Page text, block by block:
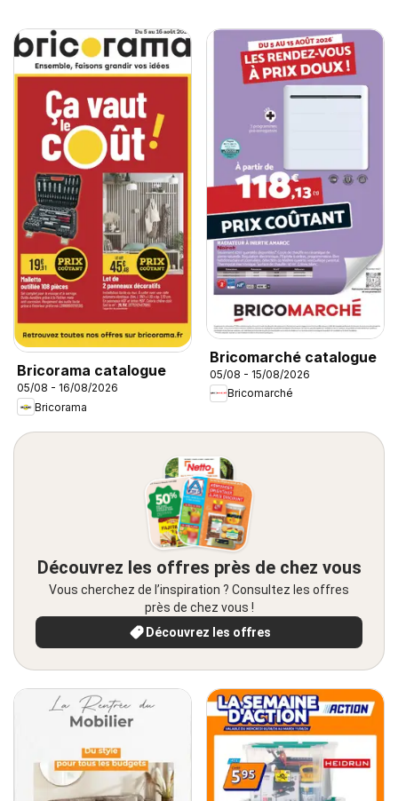
Bricorama catalogue
05/08 - 16/08/2026
Bricorama
Bricomarché catalogue
05/08 - 15/08/2026
Bricomarché
Découvrez les offres près de chez vous
Vous cherchez de l’inspiration ? Consultez les offres
près de chez vous !
Découvrez les offres